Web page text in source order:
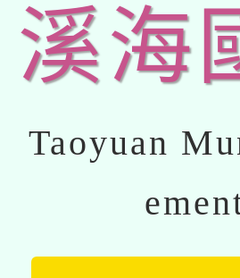
溪海
Taoyuan